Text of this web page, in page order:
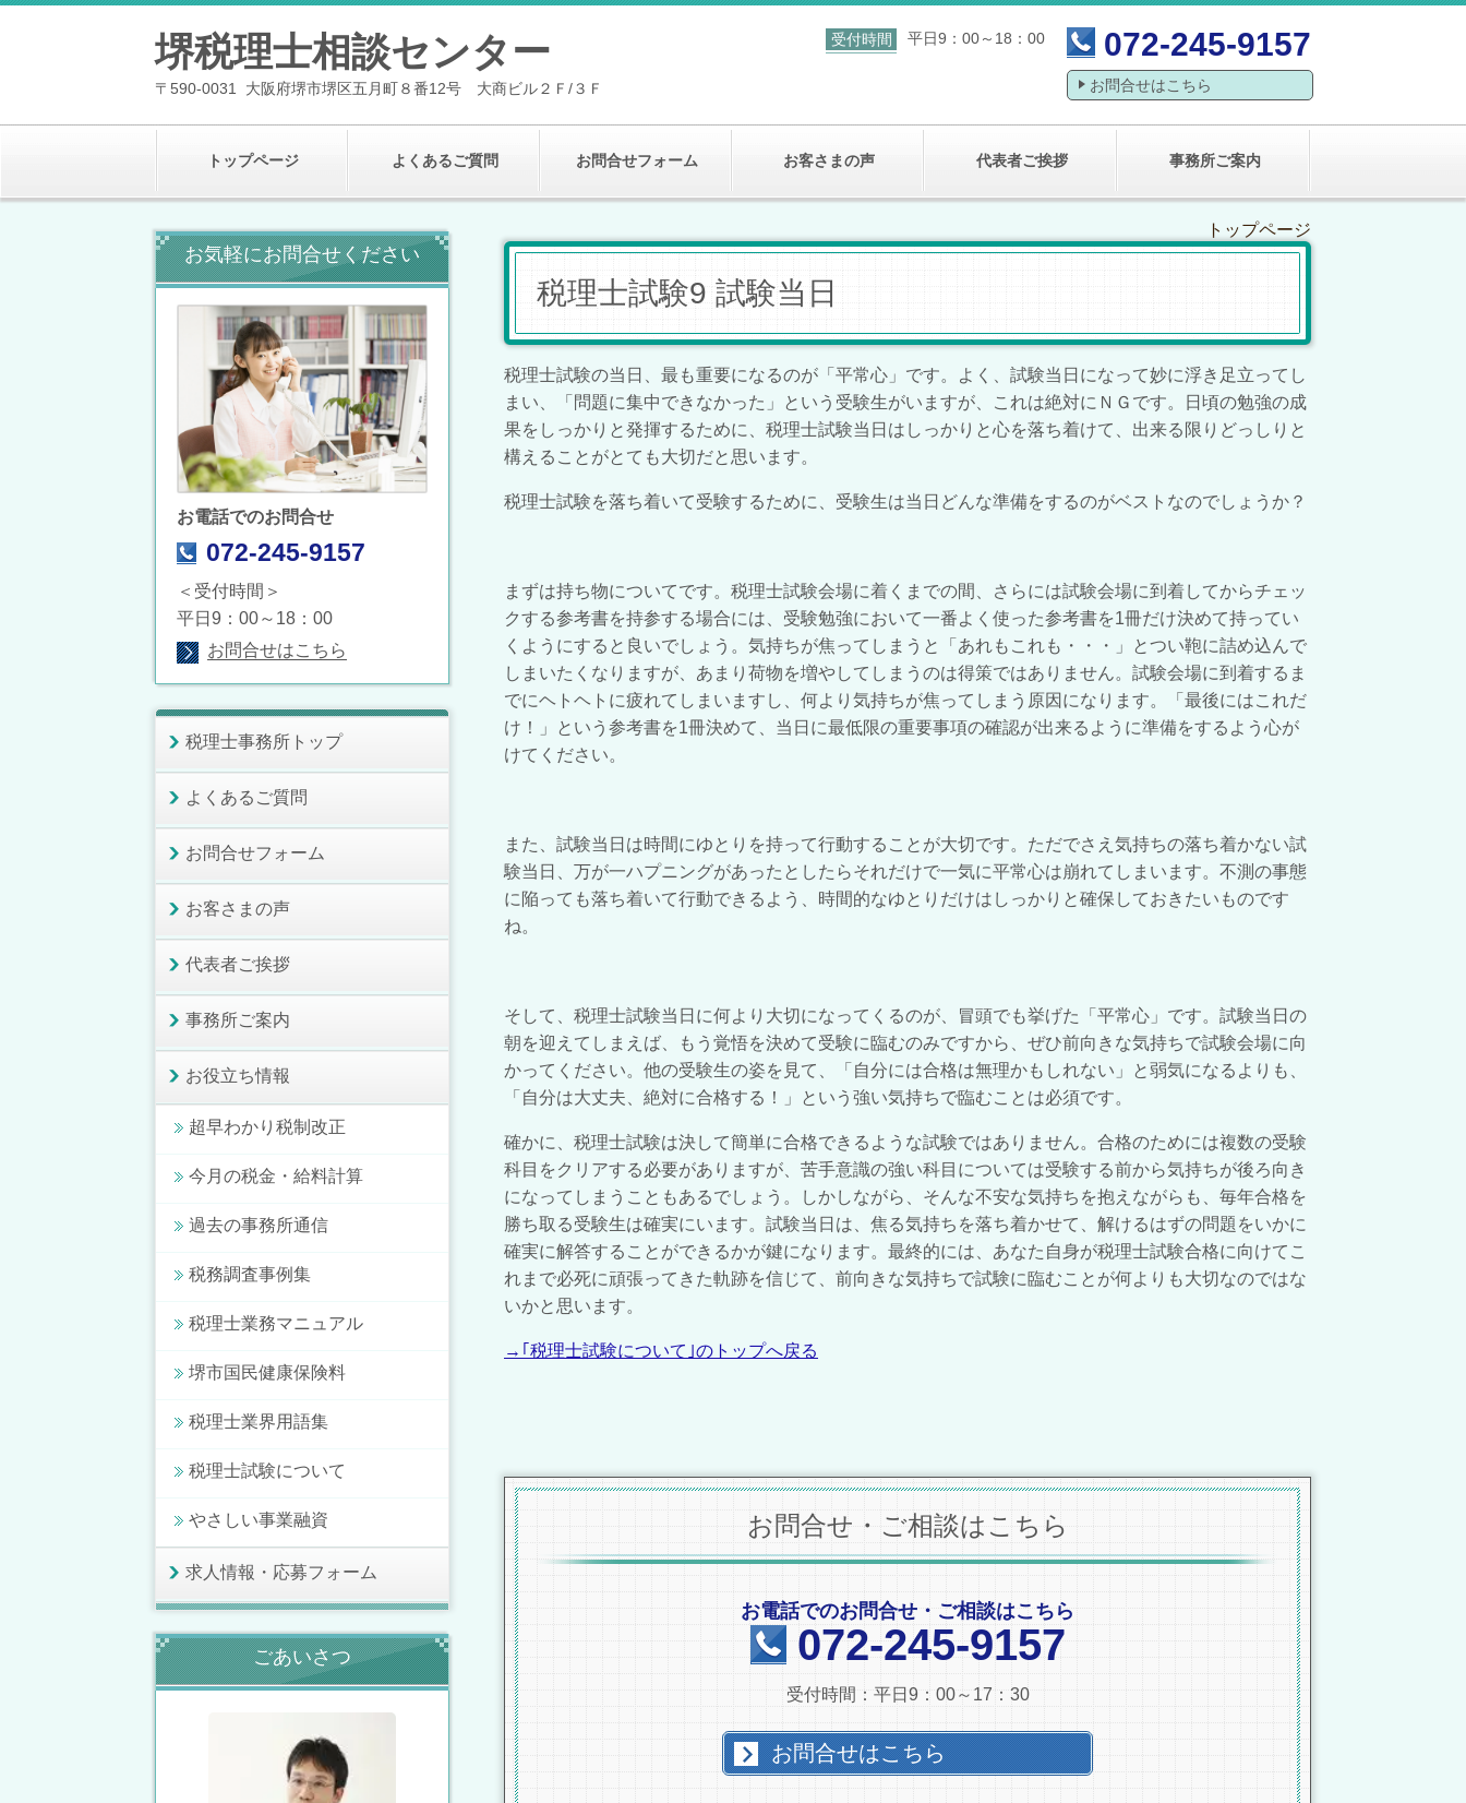
堺税理士相談センター
〒590-0031 大阪府堺市堺区五月町８番12号 大商ビル２Ｆ/３Ｆ
受付時間 平日9：00～18：00 072-245-9157
お問合せはこちら
トップページ よくあるご質問 お問合せフォーム お客さまの声 代表者ご挨拶 事務所ご案内
トップページ
税理士試験9 試験当日
税理士試験の当日、最も重要になるのが「平常心」です。よく、試験当日になって妙に浮き足立ってし
まい、「問題に集中できなかった」という受験生がいますが、これは絶対にＮＧです。日頃の勉強の成
果をしっかりと発揮するために、税理士試験当日はしっかりと心を落ち着けて、出来る限りどっしりと
構えることがとても大切だと思います。
税理士試験を落ち着いて受験するために、受験生は当日どんな準備をするのがベストなのでしょうか？
まずは持ち物についてです。税理士試験会場に着くまでの間、さらには試験会場に到着してからチェッ
クする参考書を持参する場合には、受験勉強において一番よく使った参考書を1冊だけ決めて持ってい
くようにすると良いでしょう。気持ちが焦ってしまうと「あれもこれも・・・」とつい鞄に詰め込んで
しまいたくなりますが、あまり荷物を増やしてしまうのは得策ではありません。試験会場に到着するま
でにヘトヘトに疲れてしまいますし、何より気持ちが焦ってしまう原因になります。「最後にはこれだ
け！」という参考書を1冊決めて、当日に最低限の重要事項の確認が出来るように準備をするよう心が
けてください。
また、試験当日は時間にゆとりを持って行動することが大切です。ただでさえ気持ちの落ち着かない試
験当日、万が一ハプニングがあったとしたらそれだけで一気に平常心は崩れてしまいます。不測の事態
に陥っても落ち着いて行動できるよう、時間的なゆとりだけはしっかりと確保しておきたいものです
ね。
そして、税理士試験当日に何より大切になってくるのが、冒頭でも挙げた「平常心」です。試験当日の
朝を迎えてしまえば、もう覚悟を決めて受験に臨むのみですから、ぜひ前向きな気持ちで試験会場に向
かってください。他の受験生の姿を見て、「自分には合格は無理かもしれない」と弱気になるよりも、
「自分は大丈夫、絶対に合格する！」という強い気持ちで臨むことは必須です。
確かに、税理士試験は決して簡単に合格できるような試験ではありません。合格のためには複数の受験
科目をクリアする必要がありますが、苦手意識の強い科目については受験する前から気持ちが後ろ向き
になってしまうこともあるでしょう。しかしながら、そんな不安な気持ちを抱えながらも、毎年合格を
勝ち取る受験生は確実にいます。試験当日は、焦る気持ちを落ち着かせて、解けるはずの問題をいかに
確実に解答することができるかが鍵になります。最終的には、あなた自身が税理士試験合格に向けてこ
れまで必死に頑張ってきた軌跡を信じて、前向きな気持ちで試験に臨むことが何よりも大切なのではな
いかと思います。
→｢税理士試験について｣のトップへ戻る
お問合せ・ご相談はこちら
お電話でのお問合せ・ご相談はこちら
072-245-9157
受付時間：平日9：00～17：30
お問合せはこちら
お気軽にお問合せください
お電話でのお問合せ
072-245-9157
＜受付時間＞
平日9：00～18：00
お問合せはこちら
税理士事務所トップ
よくあるご質問
お問合せフォーム
お客さまの声
代表者ご挨拶
事務所ご案内
お役立ち情報
超早わかり税制改正
今月の税金・給料計算
過去の事務所通信
税務調査事例集
税理士業務マニュアル
堺市国民健康保険料
税理士業界用語集
税理士試験について
やさしい事業融資
求人情報・応募フォーム
ごあいさつ